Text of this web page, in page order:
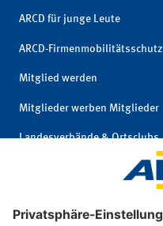
ARCD für junge Leute
ARCD-Firmenmobilitätsschutz
Mitglied werden
Mitglieder werben Mitglieder
Landesverbände & Ortsclubs
Mitgliedschaft kündigen